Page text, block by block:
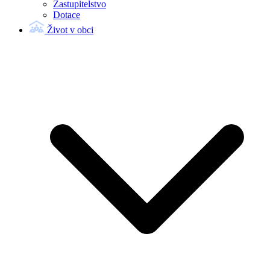
Zastupitelstvo
Dotace
Život v obci